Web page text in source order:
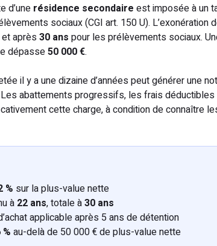
d’une résidence secondaire est imposée à un
sociaux (CGI art. 150 U). L’exonération
après 30 ans pour les prélèvements sociaux.
dépasse50 000 €.
il y a une dizaine d’années peut générer une
abattements progressifs, les frais déductibles
cette charge, à condition de connaître
% sur la plus-value nette
à 22 ans, totale à30 ans
applicable après 5 ans de détention
au-delà de 50 000 € de plus-value nette